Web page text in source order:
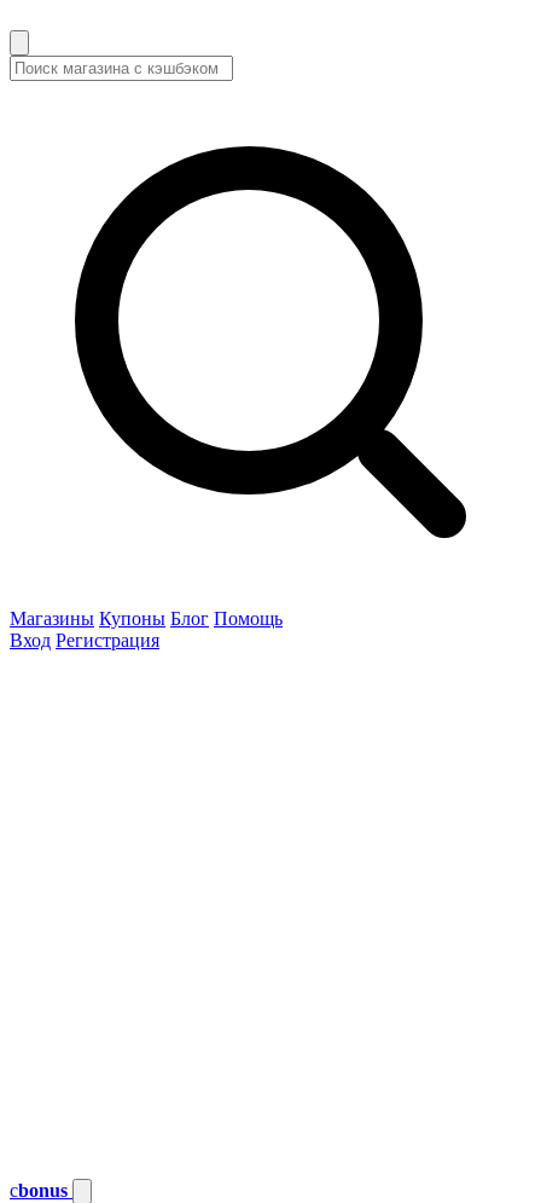
Магазины Купоны Блог Помощь
Вход Регистрация
cbonus